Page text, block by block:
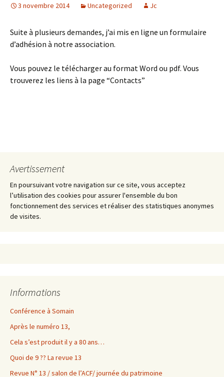
3 novembre 2014 Uncategorized Jc
Suite à plusieurs demandes, j’ai mis en ligne un formulaire
d’adhésion à notre association.
Vous pouvez le télécharger au format Word ou pdf. Vous
trouverez les liens à la page “Contacts”
Avertissement
En poursuivant votre navigation sur ce site, vous acceptez
l’utilisation des cookies pour assurer l'ensemble du bon
fonctionnement des services et réaliser des statistiques anonymes
de visites.
Informations
Conférence à Somain
Après le numéro 13,
Cela s’est produit il y a 80 ans…
Quoi de 9 ?? La revue 13
Revue N° 13 / salon de l’ACF/ journée du patrimoine